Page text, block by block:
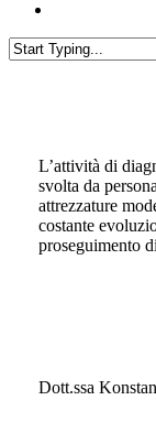
L’attività di
svolta da
attrezzature
costante
proseguimento
Dott.ssa